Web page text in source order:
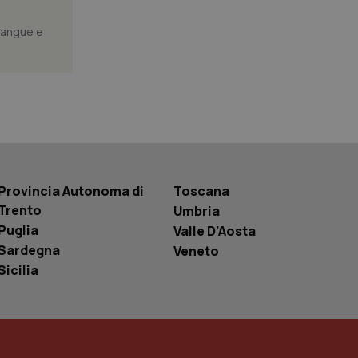
e
Autonoma di
Toscana
Umbria
Valle D’Aosta
Veneto
di visitatori,
per mantenere
traccia
incorporati